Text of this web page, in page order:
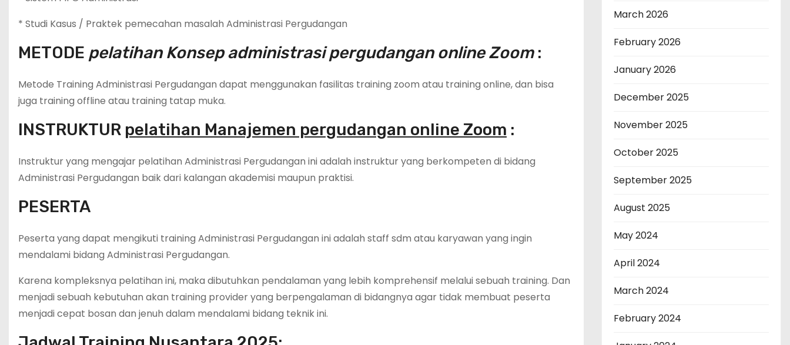
* Studi Kasus / Praktek pemecahan masalah Administrasi Pergudangan
METODE pelatihan Konsep administrasi pergudangan online Zoom:
Metode Training Administrasi Pergudangan dapat menggunakan fasilitas training zoom atau training online, dan bisa
juga training offline atau training tatap muka.
INSTRUKTUR pelatihan Manajemen pergudangan online Zoom :
Instruktur yang mengajar pelatihan Administrasi Pergudangan ini adalah instruktur yang berkompeten di bidang
Administrasi Pergudangan baik dari kalangan akademisi maupun praktisi.
PESERTA
Peserta yang dapat mengikuti training Administrasi Pergudangan ini adalah staff sdm atau karyawan yang ingin
mendalami bidang Administrasi Pergudangan.
Karena kompleksnya pelatihan ini, maka dibutuhkan pendalaman yang lebih komprehensif melalui sebuah training. Dan
menjadi sebuah kebutuhan akan training provider yang berpengalaman di bidangnya agar tidak membuat peserta
menjadi cepat bosan dan jenuh dalam mendalami bidang teknik ini.
March 2026
February 2026
January 2026
December 2025
November 2025
October 2025
September 2025
August 2025
May 2024
April 2024
March 2024
February 2024